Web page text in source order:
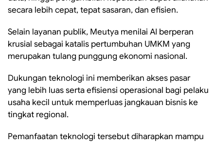
secara lebih cepat, tepat sasaran, dan efisien.
Selain layanan publik, Meutya menilai AI berperan
krusial sebagai katalis pertumbuhan UMKM yang
merupakan tulang punggung ekonomi nasional.
Dukungan teknologi ini memberikan akses pasar
yang lebih luas serta efisiensi operasional bagi pelaku
usaha kecil untuk memperluas jangkauan bisnis ke
tingkat regional.
Pemanfaatan teknologi tersebut diharapkan mampu